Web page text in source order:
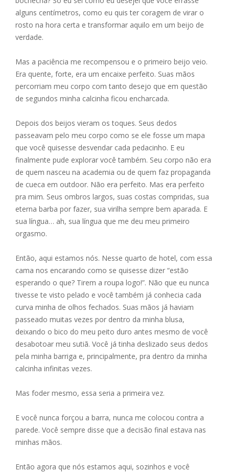
alguns centímetros, como eu quis ter coragem de virar o
rosto na hora certa e transformar aquilo em um beijo de
verdade.
Mas a paciência me recompensou e o primeiro beijo veio.
Era quente, forte, era um encaixe perfeito. Suas mãos
percorriam meu corpo com tanto desejo que em questão
de segundos minha calcinha ficou encharcada.
Depois dos beijos vieram os toques. Seus dedos
passeavam pelo meu corpo como se ele fosse um mapa
que você quisesse desvendar cada pedacinho. E eu
finalmente pude explorar você também. Seu corpo não era
de quem nasceu na academia ou de quem faz propaganda
de cueca em outdoor. Não era perfeito. Mas era perfeito
pra mim. Seus ombros largos, suas costas compridas, sua
eterna barba por fazer, sua virilha sempre bem aparada. E
sua língua… ah, sua língua que me deu meu primeiro
orgasmo.
Então, aqui estamos nós. Nesse quarto de hotel, com essa
cama nos encarando como se quisesse dizer “estão
esperando o que? Tirem a roupa logo!”. Não que eu nunca
tivesse te visto pelado e você também já conhecia cada
curva minha de olhos fechados. Suas mãos já haviam
passeado muitas vezes por dentro da minha blusa,
deixando o bico do meu peito duro antes mesmo de você
desabotoar meu sutiã. Você já tinha deslizado seus dedos
pela minha barriga e, principalmente, pra dentro da minha
calcinha infinitas vezes.
Mas foder mesmo, essa seria a primeira vez.
E você nunca forçou a barra, nunca me colocou contra a
parede. Você sempre disse que a decisão final estava nas
minhas mãos.
Então agora que nós estamos aqui, sozinhos e você